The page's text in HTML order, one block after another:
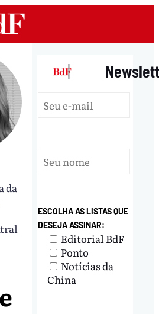
da
|
ESCOLHA AS LISTAS QUE
DESEJA ASSINAR:
Editorial BdF
Ponto
Notícias da
China